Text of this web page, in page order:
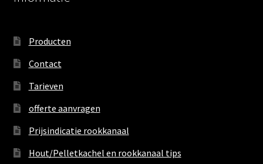
Producten
Contact
Tarieven
offerte aanvragen
Prijsindicatie rookkanaal
Hout/Pelletkachel en rookkanaal tips